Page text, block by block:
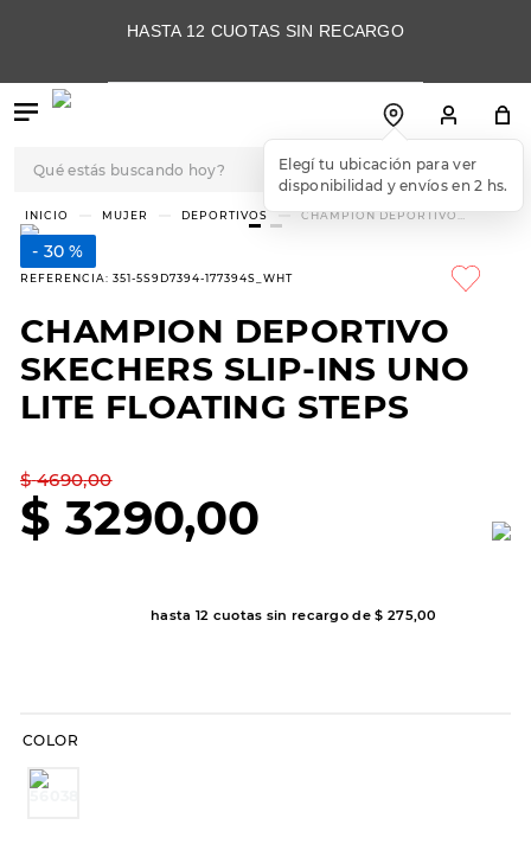
HASTA 12 CUOTAS SIN RECARGO
Elegí tu ubicación para ver
disponibilidad y envíos en 2 hs.
MUJER DEPORTIVOS
CHAMPION DEPORTIVO
30 %
REFERENCIA: 351-5S9D7394-177394S_WHT
CHAMPION DEPORTIVO
SKECHERS SLIP-INS UNO
LITE FLOATING STEPS
$ 4690,00
$ 3290,00
hasta 12 cuotas sin recargo de$ 275,00
COLOR
TÉRMINOS MÁS
BUSCADOS
1.
3.
skechers slip-ins
4.
championes